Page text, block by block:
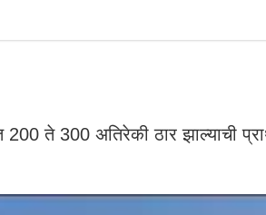
ते 300 अतिरेकी ठार झाल्याची